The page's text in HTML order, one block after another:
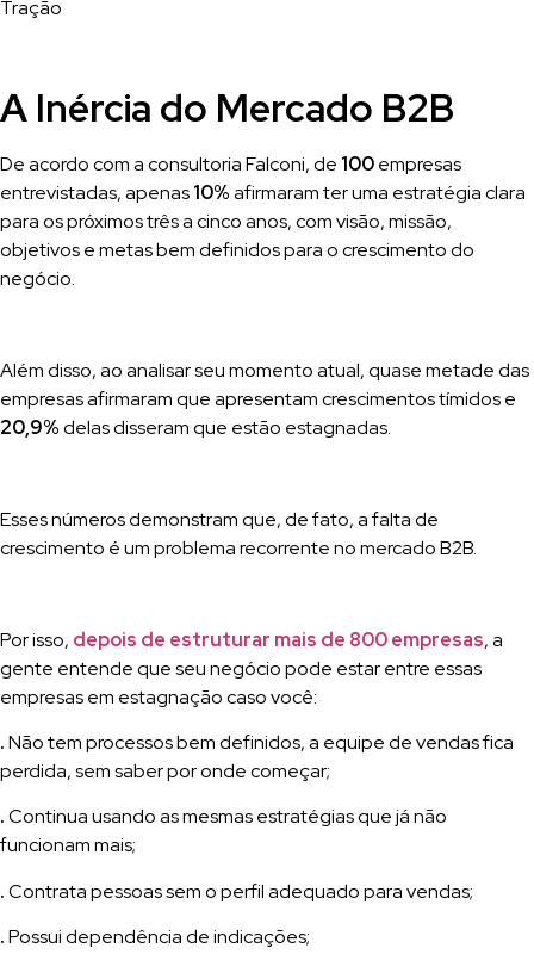
Tração
A Inércia do Mercado B2B
De acordo com a consultoria Falconi, de 100empresas
entrevistadas, apenas10%afirmaram ter uma estratégia clara
para os próximos três a cinco anos, com visão, missão,
objetivos e metas bem definidos para o crescimento do
negócio.
Além disso, ao analisar seu momento atual, quase metade das
empresas afirmaram que apresentam crescimentos tímidos e
20,9%delas disseram que estão estagnadas.
Esses números demonstram que, de fato, a falta de
crescimento é um problema recorrente no mercado B2B.
Por isso, depois de estruturar mais de 800 empresas, a
gente entende que seu negócio pode estar entre essas
empresas em estagnação caso você:
.Não tem processos bem definidos, a equipe de vendas fica
perdida, sem saber por onde começar;
.Continua usando as mesmas estratégias que já não
funcionam mais;
.Contrata pessoas sem o perfil adequado para vendas;
.Possui dependência de indicações;